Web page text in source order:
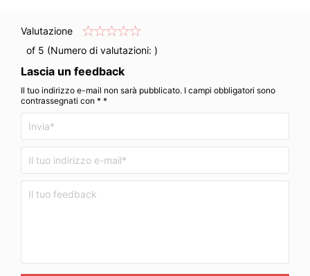
Valutazione
of 5 (Numero di valutazioni: )
Lascia un feedback
Il tuo indirizzo e-mail non sarà pubblicato. I campi obbligatori sono
contrassegnati con * *